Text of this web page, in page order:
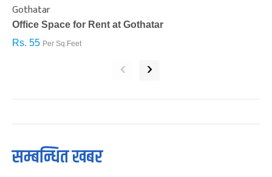
Gothatar
Office Space for Rent at Gothatar
Rs. 55 Per Sq.Feet
‹ ›
सम्बन्धित खबर